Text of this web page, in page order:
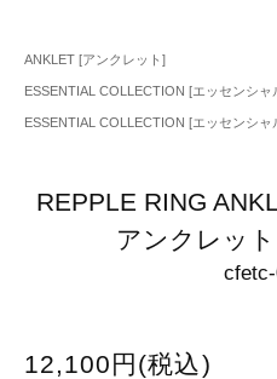
ANKLET [アンクレット]
ESSENTIAL COLLECTION [エッセンシャ
ESSENTIAL COLLECTION [エッセンシャ
REPPLE RING
アンクレッ
12,100円(税込)